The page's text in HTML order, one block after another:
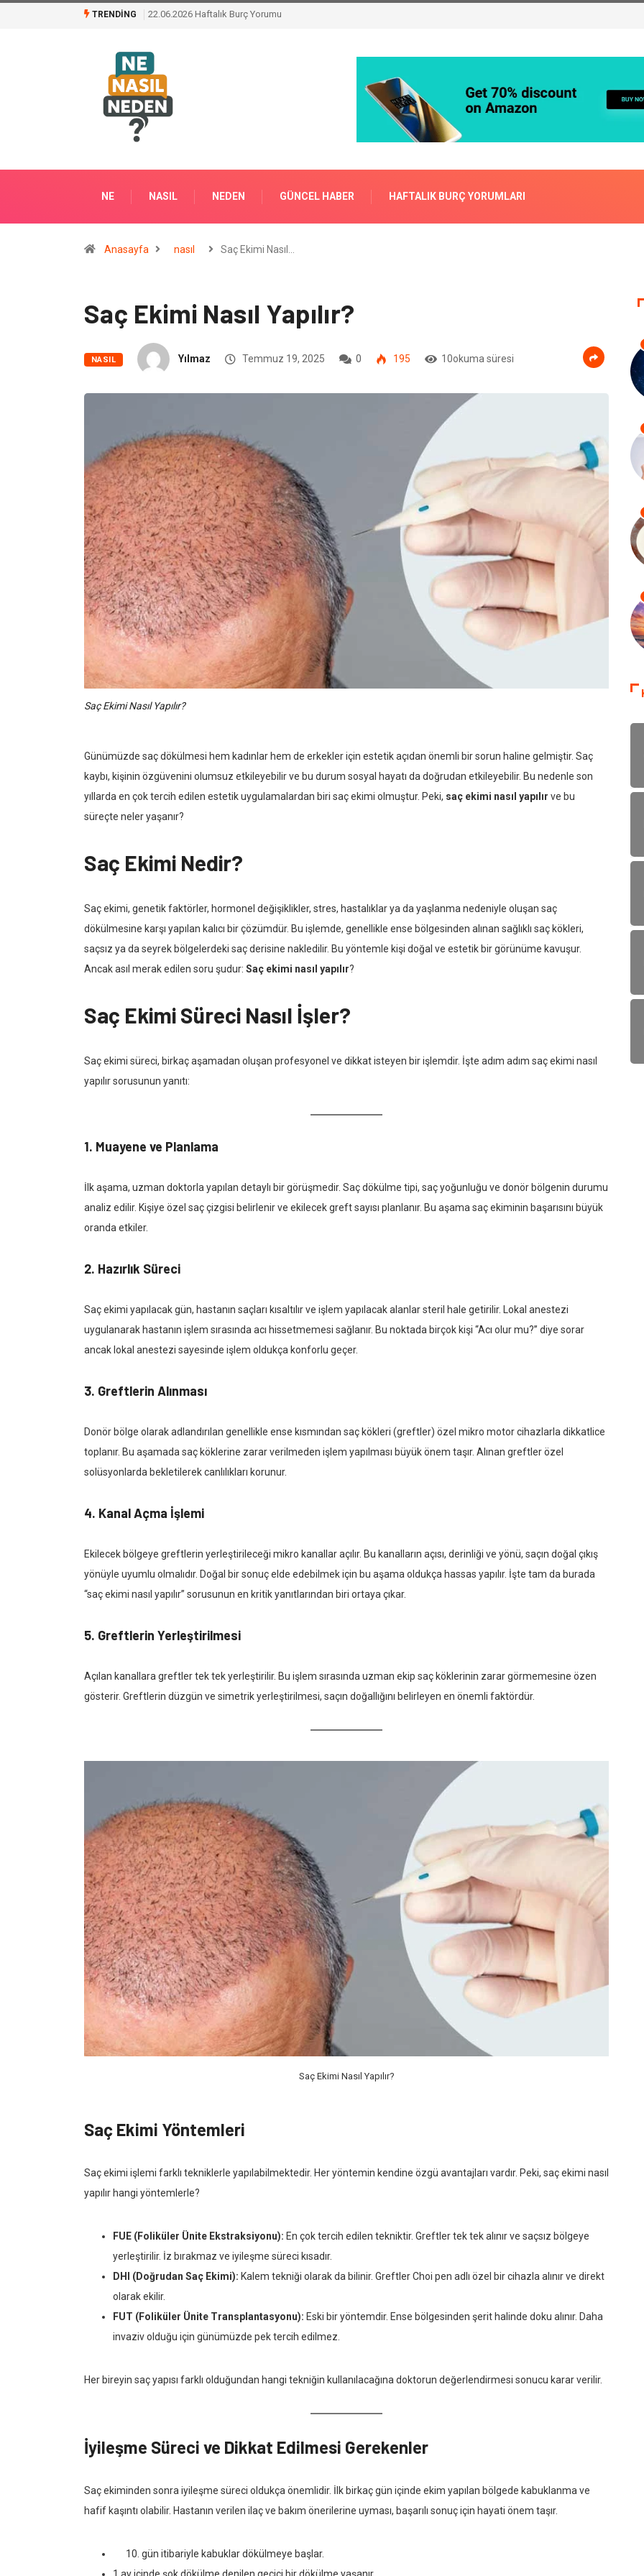
TRENDING Klima Bakımının Önemi Nedir ?
NE NASIL NEDEN GÜNCEL HABER HAFTALIK BURÇ YORUMLARI
Anasayfa nasıl Saç Ekimi Nasıl…
Saç Ekimi Nasıl Yapılır?
NASIL Yılmaz Temmuz 19, 2025 0 195 10okuma süresi
Saç Ekimi Nasıl Yapılır?
Günümüzde saç dökülmesi hem kadınlar hem de erkekler için estetik açıdan önemli bir sorun haline gelmiştir. Saç
kaybı, kişinin özgüvenini olumsuz etkileyebilir ve bu durum sosyal hayatı da doğrudan etkileyebilir. Bu nedenle son
yıllarda en çok tercih edilen estetik uygulamalardan biri saç ekimi olmuştur. Peki, saç ekimi nasıl yapılır ve bu
süreçte neler yaşanır?
Saç Ekimi Nedir?
Saç ekimi, genetik faktörler, hormonel değişiklikler, stres, hastalıklar ya da yaşlanma nedeniyle oluşan saç
dökülmesine karşı yapılan kalıcı bir çözümdür. Bu işlemde, genellikle ense bölgesinden alınan sağlıklı saç kökleri,
saçsız ya da seyrek bölgelerdeki saç derisine nakledilir. Bu yöntemle kişi doğal ve estetik bir görünüme kavuşur.
Ancak asıl merak edilen soru şudur: Saç ekimi nasıl yapılır?
Saç Ekimi Süreci Nasıl İşler?
Saç ekimi süreci, birkaç aşamadan oluşan profesyonel ve dikkat isteyen bir işlemdir. İşte adım adım saç ekimi nasıl
yapılır sorusunun yanıtı:
1. Muayene ve Planlama
İlk aşama, uzman doktorla yapılan detaylı bir görüşmedir. Saç dökülme tipi, saç yoğunluğu ve donör bölgenin durumu
analiz edilir. Kişiye özel saç çizgisi belirlenir ve ekilecek greft sayısı planlanır. Bu aşama saç ekiminin başarısını büyük
oranda etkiler.
2. Hazırlık Süreci
Saç ekimi yapılacak gün, hastanın saçları kısaltılır ve işlem yapılacak alanlar steril hale getirilir. Lokal anestezi
uygulanarak hastanın işlem sırasında acı hissetmemesi sağlanır. Bu noktada birçok kişi “Acı olur mu?” diye sorar
ancak lokal anestezi sayesinde işlem oldukça konforlu geçer.
3. Greftlerin Alınması
Donör bölge olarak adlandırılan genellikle ense kısmından saç kökleri (greftler) özel mikro motor cihazlarla dikkatlice
toplanır. Bu aşamada saç köklerine zarar verilmeden işlem yapılması büyük önem taşır. Alınan greftler özel
solüsyonlarda bekletilerek canlılıkları korunur.
4. Kanal Açma İşlemi
Ekilecek bölgeye greftlerin yerleştirileceği mikro kanallar açılır. Bu kanalların açısı, derinliği ve yönü, saçın doğal çıkış
yönüyle uyumlu olmalıdır. Doğal bir sonuç elde edebilmek için bu aşama oldukça hassas yapılır. İşte tam da burada
“saç ekimi nasıl yapılır” sorusunun en kritik yanıtlarından biri ortaya çıkar.
5. Greftlerin Yerleştirilmesi
Açılan kanallara greftler tek tek yerleştirilir. Bu işlem sırasında uzman ekip saç köklerinin zarar görmemesine özen
gösterir. Greftlerin düzgün ve simetrik yerleştirilmesi, saçın doğallığını belirleyen en önemli faktördür.
Saç Ekimi Nasıl Yapılır?
Saç Ekimi Yöntemleri
Saç ekimi işlemi farklı tekniklerle yapılabilmektedir. Her yöntemin kendine özgü avantajları vardır. Peki, saç ekimi nasıl
yapılır hangi yöntemlerle?
FUE (Foliküler Ünite Ekstraksiyonu): En çok tercih edilen tekniktir. Greftler tek tek alınır ve saçsız bölgeye
yerleştirilir. İz bırakmaz ve iyileşme süreci kısadır.
DHI (Doğrudan Saç Ekimi): Kalem tekniği olarak da bilinir. Greftler Choi pen adlı özel bir cihazla alınır ve direkt
olarak ekilir.
FUT (Foliküler Ünite Transplantasyonu): Eski bir yöntemdir. Ense bölgesinden şerit halinde doku alınır. Daha
invaziv olduğu için günümüzde pek tercih edilmez.
Her bireyin saç yapısı farklı olduğundan hangi tekniğin kullanılacağına doktorun değerlendirmesi sonucu karar verilir.
İyileşme Süreci ve Dikkat Edilmesi Gerekenler
Saç ekiminden sonra iyileşme süreci oldukça önemlidir. İlk birkaç gün içinde ekim yapılan bölgede kabuklanma ve
hafif kaşıntı olabilir. Hastanın verilen ilaç ve bakım önerilerine uyması, başarılı sonuç için hayati önem taşır.
gün itibariyle kabuklar dökülmeye başlar.
1 ay içinde şok dökülme denilen geçici bir dökülme yaşanır.